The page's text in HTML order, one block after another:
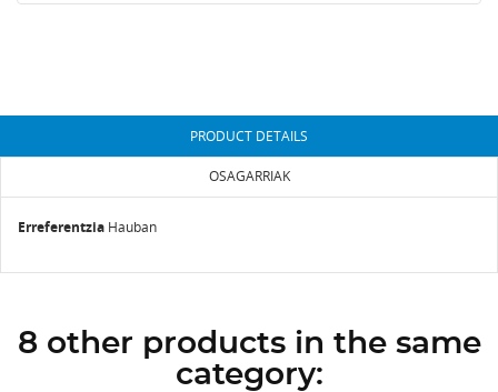
PRODUCT DETAILS
OSAGARRIAK
Erreferentzia Hauban
8 other products in the same
category: